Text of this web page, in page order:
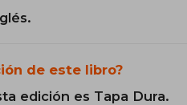
de este libro?
edición es Tapa Dura.